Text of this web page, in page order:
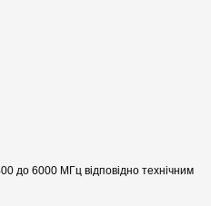
до 6000 МГц відповідно технічним